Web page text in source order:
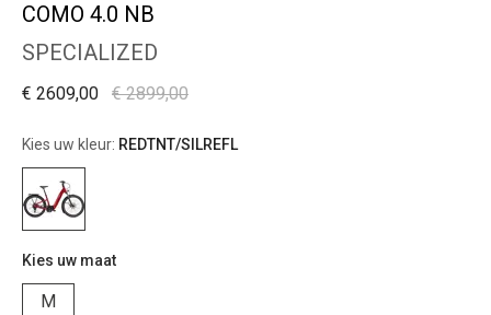
COMO 4.0 NB
SPECIALIZED
€ 2899,00
€ 2609,00
Kies uw kleur: REDTNT/SILREFL
Kies uw maat
M